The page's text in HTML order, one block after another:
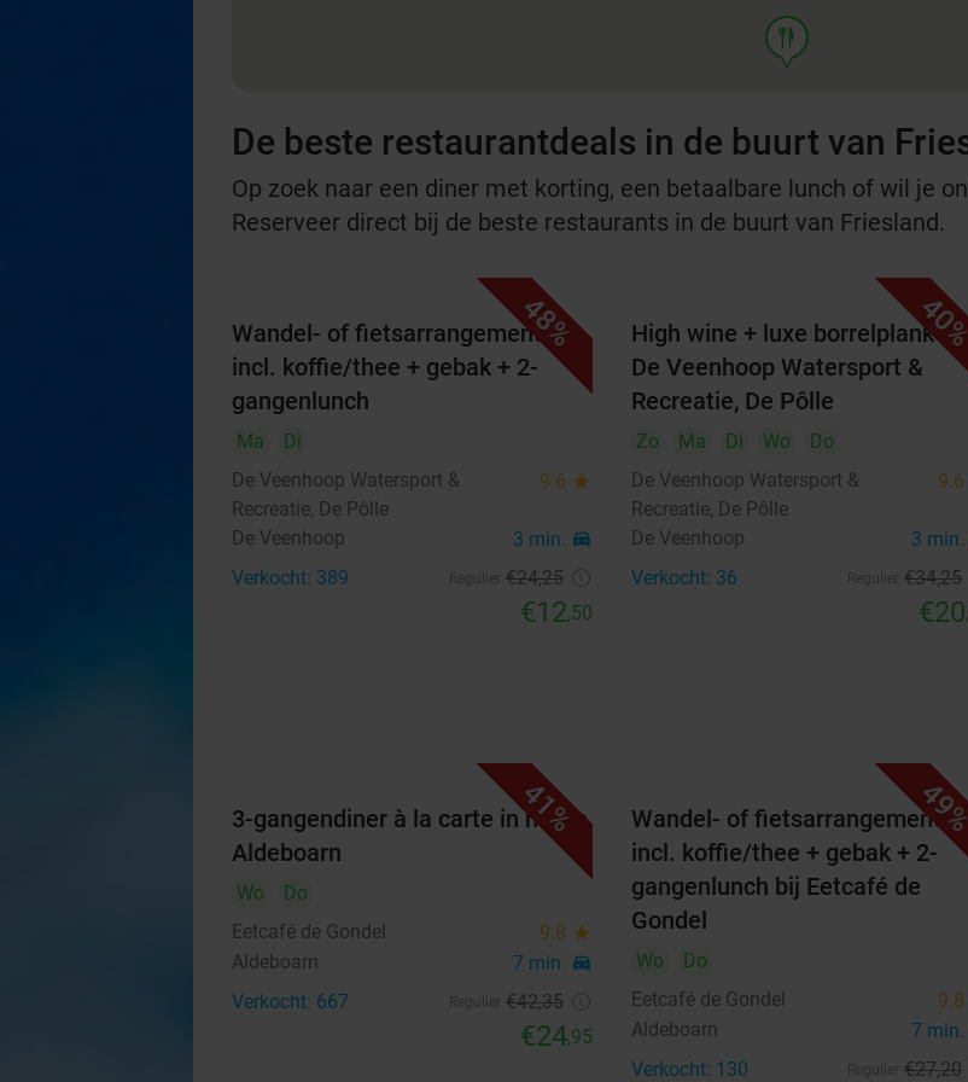
food
De beste restaurantdeals in de buurt van
Op zoek naar een diner met korting, een betaalbare lunch of wil je
Reserveer direct bij de beste restaurants in de buurt van Friesland.
48%
Wandel- of fietsarrangement
incl. koffie/thee + gebak + 2-
gangenlunch
Ma
Di
De Veenhoop Watersport &
Recreatie, De Pôlle
9.6 star
De Veenhoop 3 min. directions_car
Verkocht: 389 €24,25
€12,50
High wine + luxe borrelplank bij
De Veenhoop Watersport &
Recreatie, De Pôlle
Zo Ma Di Wo
Do
De Veenhoop Watersport &
Recreatie, De Pôlle
9.6
De Veenhoop 3 min.
Verkocht: 36 €34,25
€20
41%
3-gangendiner à la carte in hartje
Aldeboarn
Wo
Do
Eetcafé de Gondel
9.8 star
Aldeboarn 7 min. directions_car
Verkocht: 667 €42,35
€24,95
Wandel- of fietsarrangement
incl. koffie/thee + gebak + 2-
gangenlunch bij Eetcafé de
Gondel
Wo
Do
Eetcafé de Gondel
9.8
Aldeboarn 7 min.
Verkocht: 130 €27,20